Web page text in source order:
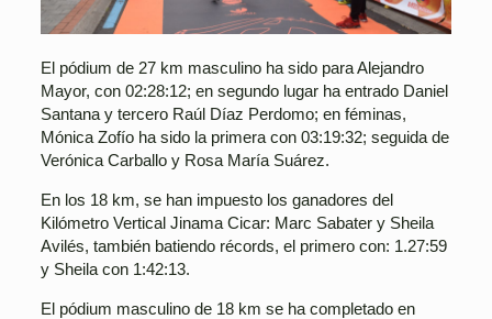
El pódium de 27 km masculino ha sido para Alejandro
Mayor, con 02:28:12; en segundo lugar ha entrado Daniel
Santana y tercero Raúl Díaz Perdomo; en féminas,
Mónica Zofío ha sido la primera con 03:19:32; seguida de
Verónica Carballo y Rosa María Suárez.
En los 18 km, se han impuesto los ganadores del
Kilómetro Vertical Jinama Cicar: Marc Sabater y Sheila
Avilés, también batiendo récords, el primero con: 1.27:59
y Sheila con 1:42:13.
El pódium masculino de 18 km se ha completado en